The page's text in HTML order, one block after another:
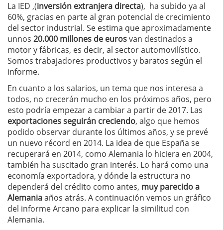
La IED ,(inversión extranjera directa), ha subido ya al
60%, gracias en parte al gran potencial de crecimiento
del sector industrial. Se estima que aproximadamente
unnos 20.000 millones de eurosvan destinados a
motor y fábricas, es decir, al sector automovilístico.
Somos trabajadores productivos y baratos según el
informe.
En cuanto a los salarios, un tema que nos interesa a
todos, no crecerán mucho en los próximos años, pero
esto podría empezar a cambiar a partir de 2017. Las
exportaciones seguirán creciendo, algo que hemos
podido observar durante los últimos años, y se prevé
un nuevo récord en 2014. La idea de que España se
recuperará en 2014, como Alemania lo hiciera en 2004,
también ha suscitado gran interés. Lo hará como una
economía exportadora, y dónde la estructura no
dependerá del crédito como antes, muy parecido a
Alemaniaaños atrás. A continuación vemos un gráfico
del informe Arcano para explicar la similitud con
Alemania.